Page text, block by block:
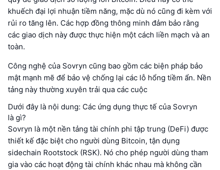
khuếch đại lợi nhuận tiềm năng, mặc dù nó cũng đi kèm với
rủi ro tăng lên. Các hợp đồng thông minh đảm bảo rằng
các giao dịch này được thực hiện một cách liền mạch và an
toàn.
Công nghệ của Sovryn cũng bao gồm các biện pháp bảo
mật mạnh mẽ để bảo vệ chống lại các lỗ hổng tiềm ẩn. Nền
tảng này thường xuyên trải qua các cuộc
Dưới đây là nội dung: Các ứng dụng thực tế của Sovryn
là gì?
Sovryn là một nền tảng tài chính phi tập trung (DeFi) được
thiết kế đặc biệt cho người dùng Bitcoin, tận dụng
sidechain Rootstock (RSK). Nó cho phép người dùng tham
gia vào các hoạt động tài chính khác nhau mà không cần